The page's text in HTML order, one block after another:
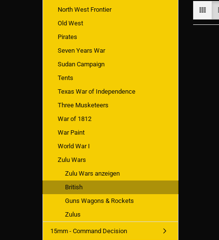
North West Frontier
Old West
Pirates
Seven Years War
Sudan Campaign
Tents
Texas War of Independence
Three Musketeers
War of 1812
War Paint
World War I
Zulu Wars
Zulu Wars anzeigen
British
Guns Wagons & Rockets
Zulus
15mm - Command Decision